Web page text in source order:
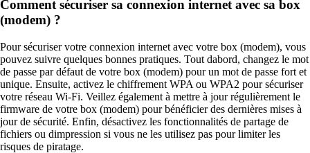
Comment sécuriser sa connexion internet avec sa box
(modem) ?
Pour sécuriser votre connexion internet avec votre box (modem), vous
pouvez suivre quelques bonnes pratiques. Tout dabord, changez le mot
de passe par défaut de votre box (modem) pour un mot de passe fort et
unique. Ensuite, activez le chiffrement WPA ou WPA2 pour sécuriser
votre réseau Wi-Fi. Veillez également à mettre à jour régulièrement le
firmware de votre box (modem) pour bénéficier des dernières mises à
jour de sécurité. Enfin, désactivez les fonctionnalités de partage de
fichiers ou dimpression si vous ne les utilisez pas pour limiter les
risques de piratage.